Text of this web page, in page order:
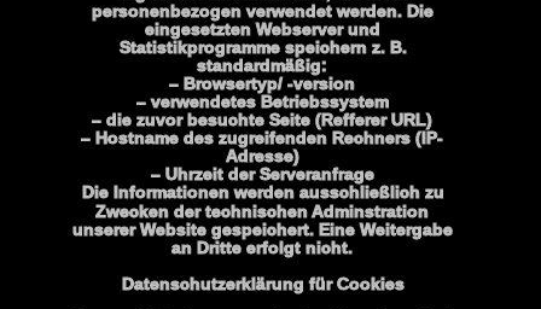
personenbezogen verwendet werden. Die
eingesetzten Webserver und
Statistikprogramme speichern z. B.
standardmäßig:
– Browsertyp/ -version
– verwendetes Betriebssystem
– die zuvor besuchte Seite (Refferer URL)
– Hostname des zugreifenden Rechners (IP-
Adresse)
– Uhrzeit der Serveranfrage
Die Informationen werden ausschließlich zu
Zwecken der technischen Adminstration
unserer Website gespeichert. Eine Weitergabe
an Dritte erfolgt nicht.
Datenschutzerklärung für Cookies